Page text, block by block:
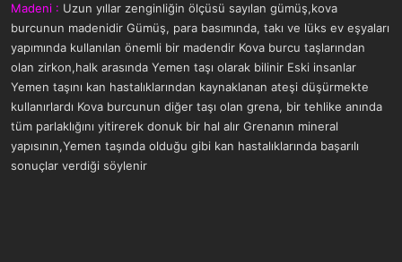
Madeni : Uzun yıllar zenginliğin ölçüsü sayılan gümüş,kova
burcunun madenidir Gümüş, para basımında, takı ve lüks ev eşyaları
yapımında kullanılan önemli bir madendir Kova burcu taşlarından
olan zirkon,halk arasında Yemen taşı olarak bilinir Eski insanlar
Yemen taşını kan hastalıklarından kaynaklanan ateşi düşürmekte
kullanırlardı Kova burcunun diğer taşı olan grena, bir tehlike anında
tüm parlaklığını yitirerek donuk bir hal alır Grenanın mineral
yapısının,Yemen taşında olduğu gibi kan hastalıklarında başarılı
sonuçlar verdiği söylenir